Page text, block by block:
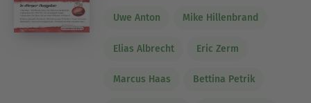
Uwe Anton Mike Hillenbrand
Elias Albrecht Eric Zerm
Marcus Haas Bettina Petrik